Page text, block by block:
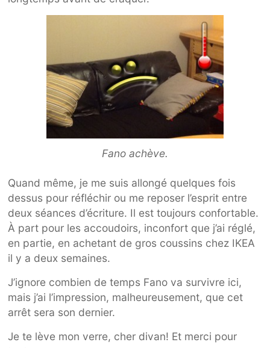
Fano achève.
Quand même, je me suis allongé quelques fois
dessus pour réfléchir ou me reposer l’esprit entre
deux séances d’écriture. Il est toujours confortable.
À part pour les accoudoirs, inconfort que j’ai réglé,
en partie, en achetant de gros coussins chez IKEA
il y a deux semaines.
J’ignore combien de temps Fano va survivre ici,
mais j’ai l’impression, malheureusement, que cet
arrêt sera son dernier.
Je te lève mon verre, cher divan! Et merci pour